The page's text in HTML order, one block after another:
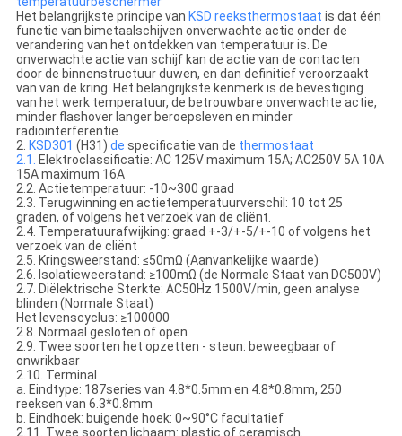
Het belangrijkste principe van KSD reeksthermostaat is dat één
functie van bimetaalschijven onverwachte actie onder de
verandering van het ontdekken van temperatuur is. De
onverwachte actie van schijf kan de actie van de contacten
door de binnenstructuur duwen, en dan definitief veroorzaakt
van van de kring. Het belangrijkste kenmerk is de bevestiging
van het werk temperatuur, de betrouwbare onverwachte actie,
minder flashover langer beroepsleven en minder
radiointerferentie.
2. KSD301 (H31) de specificatie van de thermostaat
2.1. Elektroclassificatie: AC 125V maximum 15A; AC250V 5A 10A
15A maximum 16A
2.2. Actietemperatuur: -10~300 graad
2.3. Terugwinning en actietemperatuurverschil: 10 tot 25
graden, of volgens het verzoek van de cliënt.
2.4. Temperatuurafwijking: graad +-3/+-5/+-10 of volgens het
verzoek van de cliënt
2.5. Kringsweerstand: ≤50mΩ (Aanvankelijke waarde)
2.6. Isolatieweerstand: ≥100mΩ (de Normale Staat van DC500V)
2.7. Diëlektrische Sterkte: AC50Hz 1500V/min, geen analyse
blinden (Normale Staat)
Het levenscyclus: ≥100000
2.8. Normaal gesloten of open
2.9. Twee soorten het opzetten - steun: beweegbaar of
onwrikbaar
2.10. Terminal
a. Eindtype: 187series van 4.8*0.5mm en 4.8*0.8mm, 250
reeksen van 6.3*0.8mm
b. Eindhoek: buigende hoek: 0~90°C facultatief
2.11. Twee soorten lichaam: plastic of ceramisch.